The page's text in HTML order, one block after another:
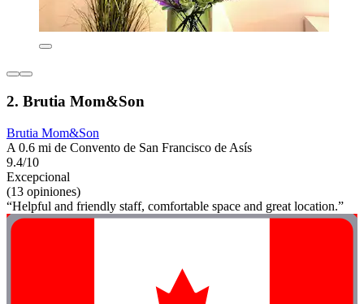
2. Brutia Mom&Son
Brutia Mom&Son
A 0.6 mi de Convento de San Francisco de Asís
9.4/10
Excepcional
(13 opiniones)
“Helpful and friendly staff, comfortable space and great location.”